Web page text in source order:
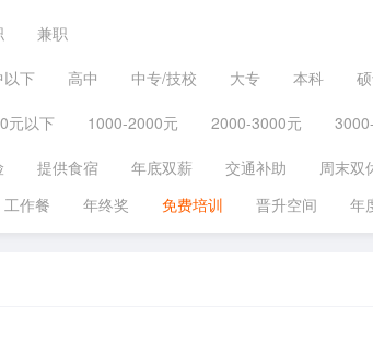
兼职
以下 高中 中专/技校 大专 本科
元以下 1000-2000元 2000-3000元
提供食宿 年底双薪 交通补助 周末双
工作餐 年终奖 免费培训 晋升空间 年